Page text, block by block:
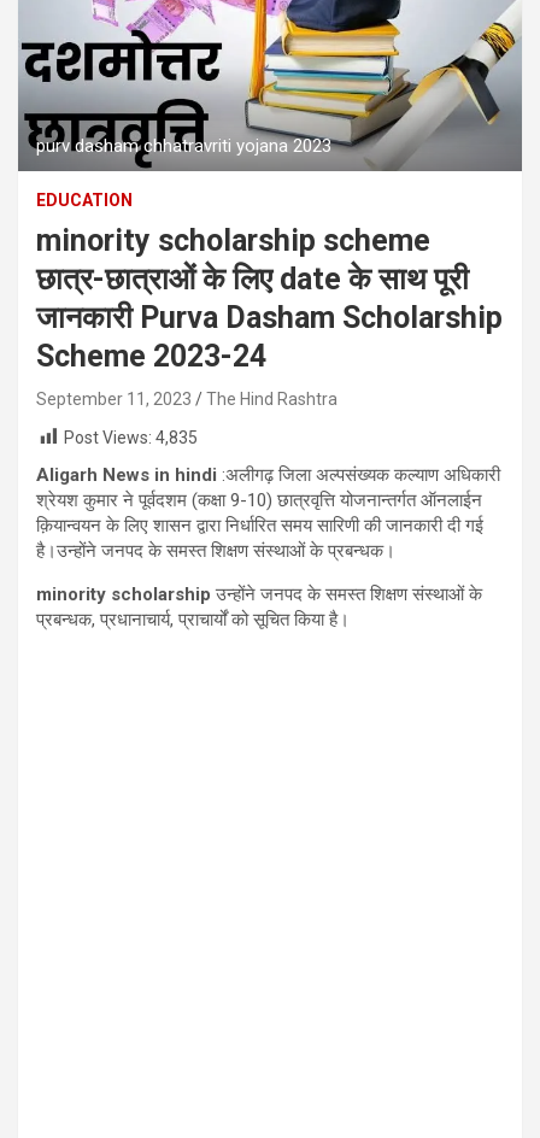
purv dasham chhatravriti yojana 2023
EDUCATION
minority scholarship scheme
छात्र-छात्राओं के लिए date के साथ पूरी
जानकारी Purva Dasham Scholarship
Scheme 2023-24
September 11, 2023
The Hind Rashtra
Post Views: 4,835
Aligarh News in hindi :अलीगढ़जिला अल्पसंख्यक कल्याण अधिकारी
श्रेयश कुमार ने पूर्वदशम (कक्षा9-10)छात्रवृत्ति योजनान्तर्गत ऑनलाईन
क़ियान्वयन के लिए शासन द्वारा निर्धारित समय सारिणी की जानकारी दी गई
है।उन्होंने जनपद के समस्त शिक्षण संस्थाओं के प्रबन्धक।
minority scholarship उन्होंने जनपद के समस्त शिक्षण संस्थाओं के
प्रबन्धक,प्रधानाचार्य,प्राचार्यों को सूचित किया है।